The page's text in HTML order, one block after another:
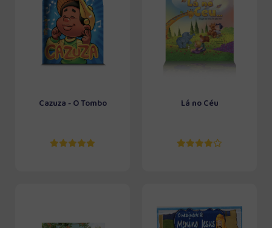
Cazuza - O Tombo Lá no Céu